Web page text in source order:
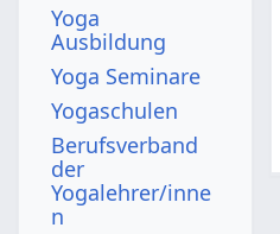
Yoga
Ausbildung
Yoga Seminare
Yogaschulen
Berufsverband
der
Yogalehrer/inne
n